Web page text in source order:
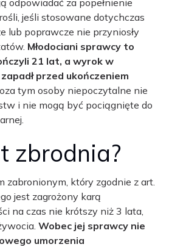
odpowiadać za popełnienie
jeśli stosowane dotychczas
lub poprawcze nie przyniosły
Młodociani sprawcy to
21 lat, a wyrok w
przed ukończeniem
tym osoby niepoczytalne nie
i nie mogą być pociągnięte do
zbrodnia?
zabronionym, który zgodnie z art.
jest zagrożony karą
na czas nie krótszy niż 3 lata,
Wobec jej sprawcy nie
umorzenia